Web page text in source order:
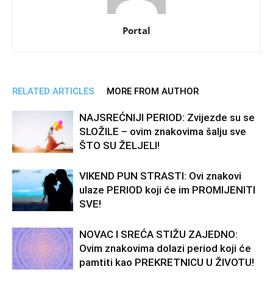
Portal
RELATED ARTICLES MORE FROM AUTHOR
NAJSREĆNIJI PERIOD: Zvijezde su se
SLOŽILE – ovim znakovima šalju sve
ŠTO SU ŽELJELI!
VIKEND PUN STRASTI: Ovi znakovi
ulaze PERIOD koji će im PROMIJENITI
SVE!
NOVAC I SREĆA STIŽU ZAJEDNO:
Ovim znakovima dolazi period koji će
pamtiti kao PREKRETNICU U ŽIVOTU!